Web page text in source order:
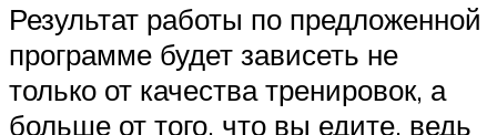
Результат работы по предложенной
программе будет зависеть не
только от качества тренировок, а
больше от того, что вы едите, ведь